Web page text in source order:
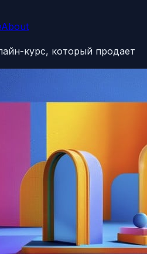
About
курс, который продает